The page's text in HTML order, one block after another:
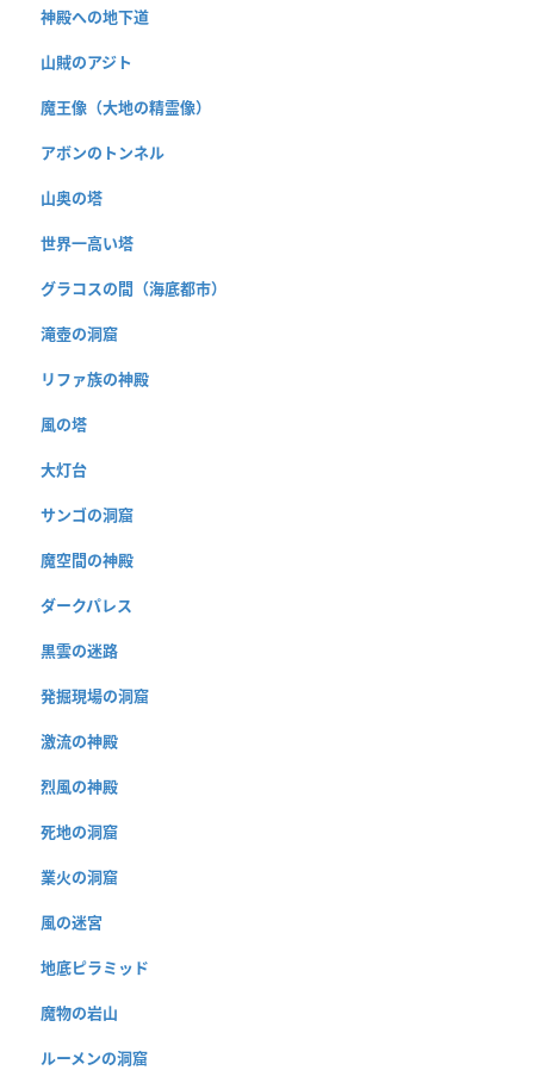
神殿への地下道
山賊のアジト
魔王像（大地の精霊像）
アボンのトンネル
山奥の塔
世界一高い塔
グラコスの間（海底都市）
滝壺の洞窟
リファ族の神殿
風の塔
大灯台
サンゴの洞窟
魔空間の神殿
ダークパレス
黒雲の迷路
発掘現場の洞窟
激流の神殿
烈風の神殿
死地の洞窟
業火の洞窟
風の迷宮
地底ピラミッド
魔物の岩山
ルーメンの洞窟